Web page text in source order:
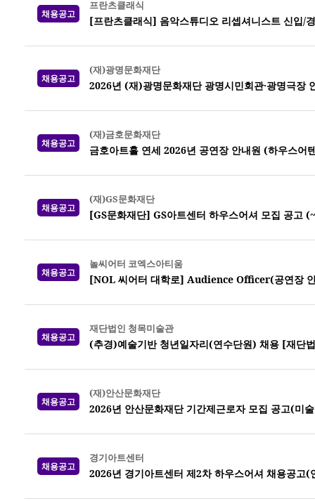
채용공고
프란츠클래식
[프란츠클래식] 음악스튜디오 리셉셔니스트 신입/
채용공고
(재)광명문화재단
2026년 (재)광명문화재단 광명시민회관·광명극장
채용공고
(재)금호문화재단
금호아트홀 연세 2026년 공연장 안내원 (하우스어
채용공고
(재)GS문화재단
[GS문화재단] GS아트센터 하우스어셔 모집 공고
채용공고
놀씨어터 코엑스아티움
[NOL 씨어터 대학로] Audience Officer(공연장
채용공고
재단법인 청목미술관
(추경)예술기반 청년일자리(연수단원) 채용 [재단
채용공고
(재)안산문화재단
2026년 안산문화재단 기간제근로자 모집 공고(미
채용공고
경기아트센터
2026년 경기아트센터 제2차 하우스어셔 채용공고(